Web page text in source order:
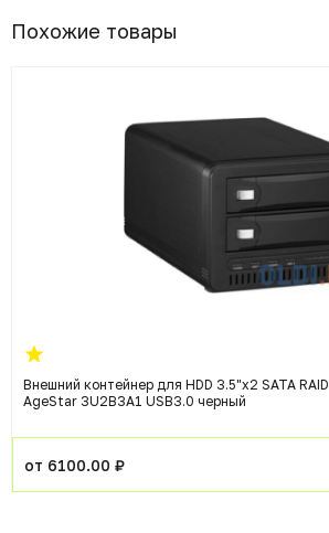
Похожие товары
Внешний контейнер для HDD 3.5"x2 SATA RAID
AgeStar 3U2B3A1 USB3.0 черный
от 6100.00 ₽